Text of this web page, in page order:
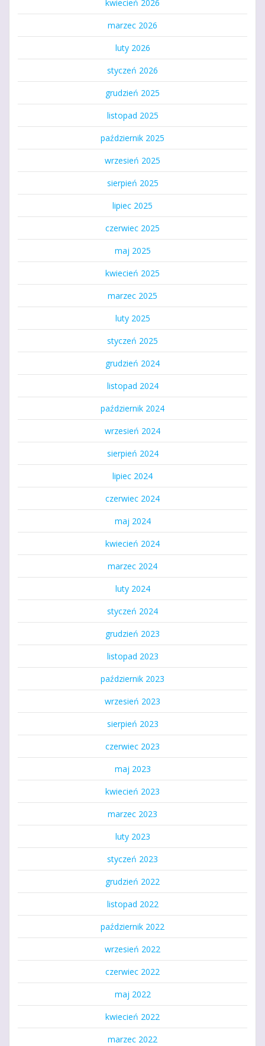
kwiecień 2026
marzec 2026
luty 2026
styczeń 2026
grudzień 2025
listopad 2025
październik 2025
wrzesień 2025
sierpień 2025
lipiec 2025
czerwiec 2025
maj 2025
kwiecień 2025
marzec 2025
luty 2025
styczeń 2025
grudzień 2024
listopad 2024
październik 2024
wrzesień 2024
sierpień 2024
lipiec 2024
czerwiec 2024
maj 2024
kwiecień 2024
marzec 2024
luty 2024
styczeń 2024
grudzień 2023
listopad 2023
październik 2023
wrzesień 2023
sierpień 2023
czerwiec 2023
maj 2023
kwiecień 2023
marzec 2023
luty 2023
styczeń 2023
grudzień 2022
listopad 2022
październik 2022
wrzesień 2022
czerwiec 2022
maj 2022
kwiecień 2022
marzec 2022